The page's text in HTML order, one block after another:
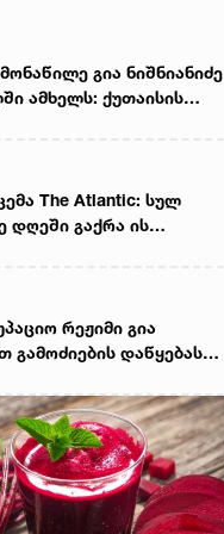
გია ნიშნიანიძე
ამხელს: ქუთაისის
მოვიდნენ
ბესლან კობახია,
და მოხდა გაცვლა
The Atlantic: სულ
დღეში გაქრა ის
რეჟიმი გია
გამოძიების დაწყებას